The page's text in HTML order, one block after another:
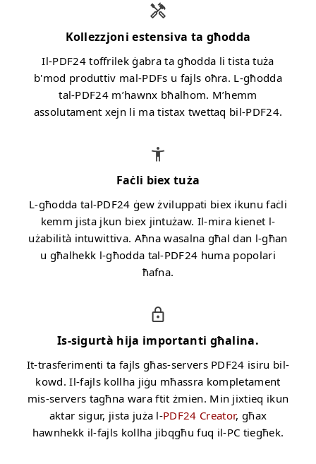
Kollezzjoni estensiva ta għodda
Il-PDF24 toffrilek ġabra ta għodda li tista tuża
b'mod produttiv mal-PDFs u fajls oħra. L-għodda
tal-PDF24 m’hawnx bħalhom. M’hemm
assolutament xejn li ma tistax twettaq bil-PDF24.
Faċli biex tuża
L-għodda tal-PDF24 ġew żviluppati biex ikunu faċli
kemm jista jkun biex jintużaw. Il-mira kienet l-
użabilità intuwittiva. Aħna wasalna għal dan l-għan
u għalhekk l-għodda tal-PDF24 huma popolari
ħafna.
Is-sigurtà hija importanti għalina.
It-trasferimenti ta fajls għas-servers PDF24 isiru bil-
kowd. Il-fajls kollha jiġu mħassra kompletament
mis-servers tagħna wara ftit żmien. Min jixtieq ikun
aktar sigur, jista juża l-PDF24 Creator, għax
hawnhekk il-fajls kollha jibqgħu fuq il-PC tiegħek.